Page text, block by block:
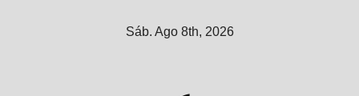
Sáb. Ago 8th, 2026